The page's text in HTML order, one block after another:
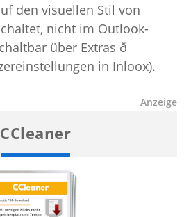
den visuellen Stil von
nicht im Outlook-
über Extras ð
in Inloox).